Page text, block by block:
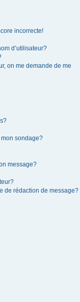
incorrecte!
d’utilisateur?
on me demande de me
sondage?
message?
de rédaction de message?